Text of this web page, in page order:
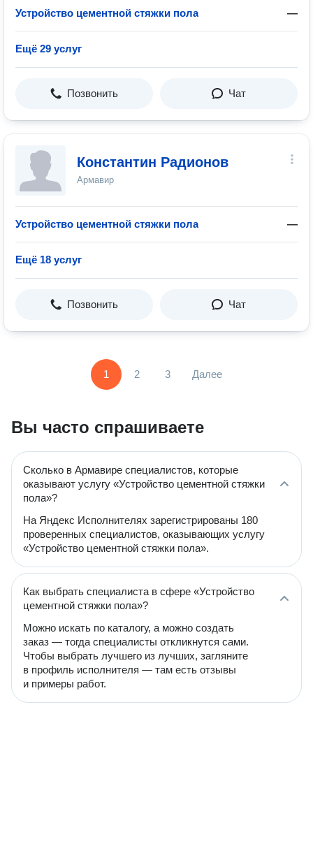
Устройство цементной стяжки пола —
Ещё 29 услуг
Позвонить Чат
Константин Радионов
Армавир
Устройство цементной стяжки пола —
Ещё 18 услуг
Позвонить Чат
1 2 3 Далее
Вы часто спрашиваете
Сколько в Армавире специалистов, которые
оказывают услугу «Устройство цементной стяжки
пола»?
На Яндекс Исполнителях зарегистрированы 180
проверенных специалистов, оказывающих услугу
«Устройство цементной стяжки пола».
Как выбрать специалиста в сфере «Устройство
цементной стяжки пола»?
Можно искать по каталогу, а можно создать
заказ — тогда специалисты откликнутся сами.
Чтобы выбрать лучшего из лучших, загляните
в профиль исполнителя — там есть отзывы
и примеры работ.